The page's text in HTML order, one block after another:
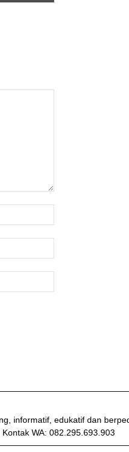
informatif, edukatif dan
WA: 082.295.693.903